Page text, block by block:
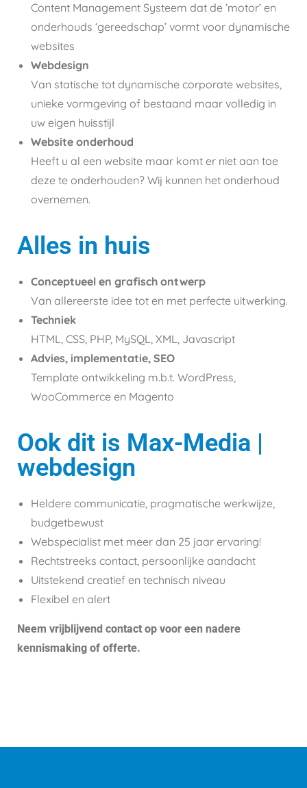
Content Management Systeem dat de ‘motor’ en
onderhouds ‘gereedschap’ vormt voor dynamische
websites
Webdesign
Van statische tot dynamische corporate websites,
unieke vormgeving of bestaand maar volledig in
uw eigen huisstijl
Website onderhoud
Heeft u al een website maar komt er niet aan toe
deze te onderhouden? Wij kunnen het onderhoud
overnemen.
Alles in huis
Conceptueel en grafisch ontwerp
Van allereerste idee tot en met perfecte uitwerking.
Techniek
HTML, CSS, PHP, MySQL, XML, Javascript
Advies, implementatie, SEO
Template ontwikkeling m.b.t. WordPress,
WooCommerce en Magento
Ook dit is Max-Media |
webdesign
Heldere communicatie, pragmatische werkwijze,
budgetbewust
Webspecialist met meer dan 25 jaar ervaring!
Rechtstreeks contact, persoonlijke aandacht
Uitstekend creatief en technisch niveau
Flexibel en alert
Neem vrijblijvend contact op voor een nadere
kennismaking of offerte.